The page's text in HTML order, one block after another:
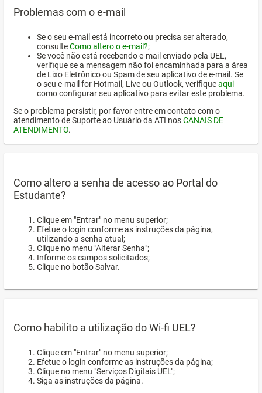
Problemas com o e-mail
Se o seu e-mail está incorreto ou precisa ser alterado,
consulteComo altero o e-mail?;
Se você não está recebendo e-mail enviado pela UEL,
verifique se a mensagem não foi encaminhada para a área
de Lixo Eletrônico ou Spam de seu aplicativo de e-mail. Se
o seu e-mail for Hotmail, Live ou Outlook, verifiqueaqui
como configurar seu aplicativo para evitar este problema.
Se o problema persistir, por favor entre em contato com o
atendimento de Suporte ao Usuário da ATI nosCANAIS DE
ATENDIMENTO.
Como altero a senha de acesso ao Portal do
Estudante?
Clique em "Entrar" no menu superior;
Efetue o login conforme as instruções da página,
utilizando a senha atual;
Clique no menu "Alterar Senha";
Informe os campos solicitados;
Clique no botão Salvar.
Como habilito a utilização do Wi-fi UEL?
Clique em "Entrar" no menu superior;
Efetue o login conforme as instruções da página;
Clique no menu "Serviços Digitais UEL";
Siga as instruções da página.